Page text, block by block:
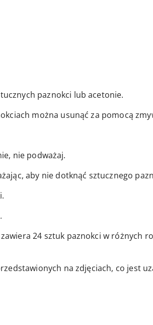
paznokci lub acetonie.
można usunąć za pomocą
nie podważaj.
aby nie dotknąć sztucznego
24 sztuk paznokci w różnych
na zdjęciach, co jest